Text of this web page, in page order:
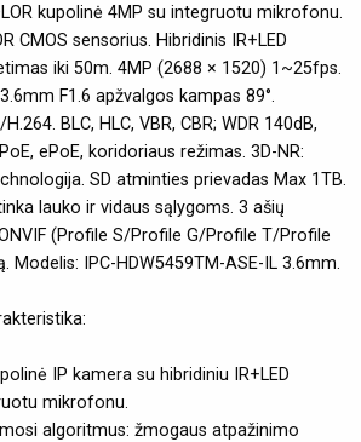
kupolinė 4MP su integruotu mikrofonu.
CMOS sensorius. Hibridinis IR+LED
iki 50m. 4MP (2688 × 1520) 1~25fps.
F1.6 apžvalgos kampas 89°.
BLC, HLC, VBR, CBR; WDR 140dB,
ePoE, koridoriaus režimas. 3D-NR:
SD atminties prievadas Max 1TB.
lauko ir vidaus sąlygoms. 3 ašių
(Profile S/Profile G/Profile T/Profile
Modelis: IPC-HDW5459TM-ASE-IL 3.6mm.
IP kamera su hibridiniu IR+LED
mikrofonu.
algoritmus: žmogaus atpažinimo